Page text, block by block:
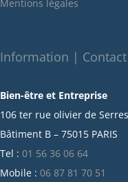
décembre 2021
octobre 2021
juillet 2021
juin 2021
mai 2021
avril 2021
mars 2021
Mentions légales
Information | Contact
Bien-être et Entreprise
106 ter rue olivier de Serres
Bâtiment B – 75015 PARIS
Tel : 01 56 36 06 64
Mobile : 06 87 81 70 51